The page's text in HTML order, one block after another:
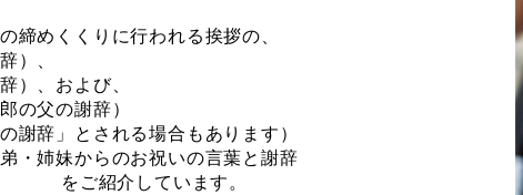
締めくくりに行われる挨拶の、
）、
）、および、
父の謝辞）
謝辞」とされる場合もあります）
・姉妹からのお祝いの言葉と謝辞
ています。